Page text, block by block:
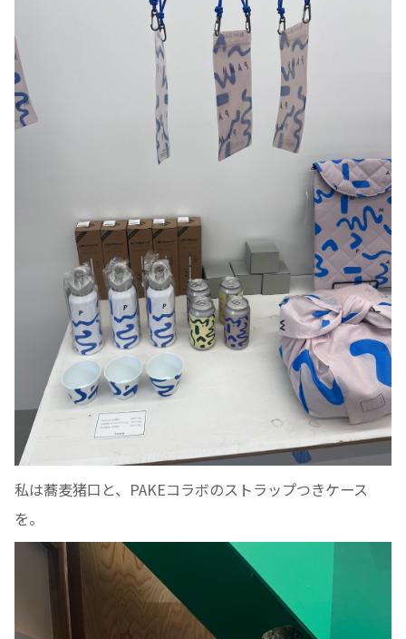
私は蕎麦猪口と、PAKEコラボのストラップつきケース
を。